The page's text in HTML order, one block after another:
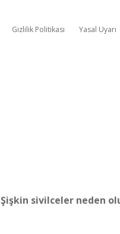
Gizlilik Politikası Yasal Uyarı
Şişkin sivilceler neden